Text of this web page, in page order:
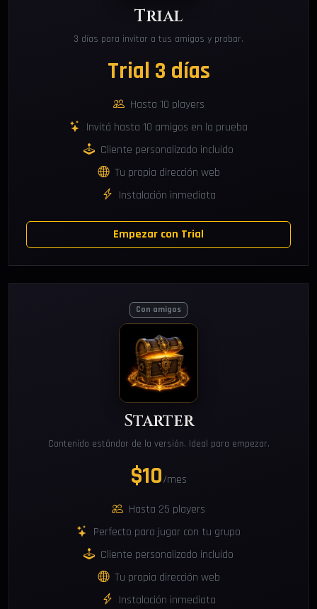
Trial
3 días para invitar a tus amigos y probar.
Trial 3 días
Hasta 10 players
Invitá hasta 10 amigos en la prueba
Cliente personalizado incluido
Tu propia dirección web
Instalación inmediata
Empezar con Trial
Con amigos
Starter
Contenido estándar de la versión. Ideal para empezar.
$10/mes
Hasta 25 players
Perfecto para jugar con tu grupo
Cliente personalizado incluido
Tu propia dirección web
Instalación inmediata